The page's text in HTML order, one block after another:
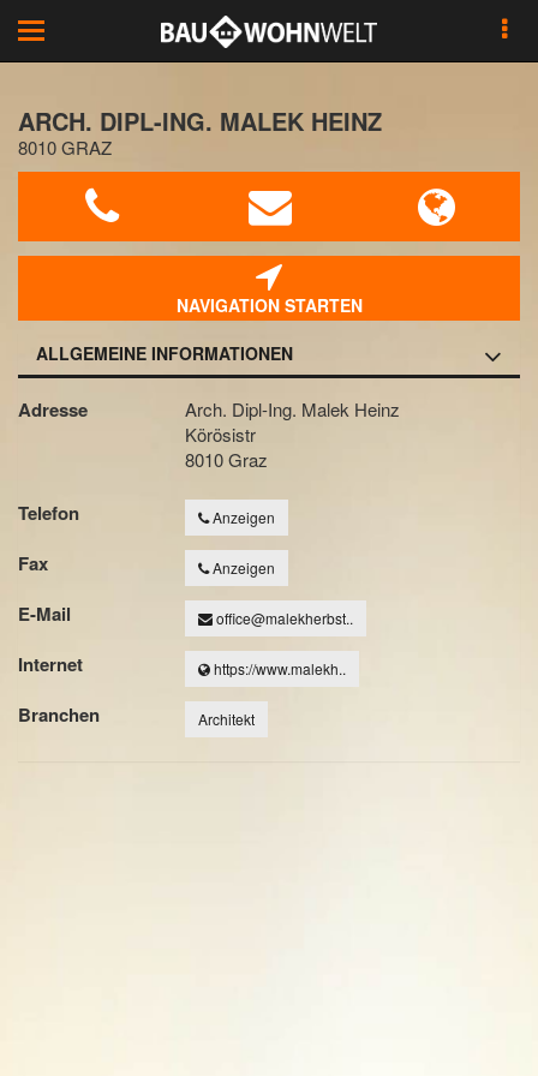
Toggle
navigation
ARCH. DIPL-ING. MALEK HEINZ
8010 GRAZ
NAVIGATION STARTEN
ALLGEMEINE INFORMATIONEN
Adresse
Arch. Dipl-Ing. Malek Heinz
Körösistr
8010 Graz
Telefon Anzeigen
Fax Anzeigen
E-Mail office@malekherbst..
Internet https://www.malekh..
Branchen Architekt